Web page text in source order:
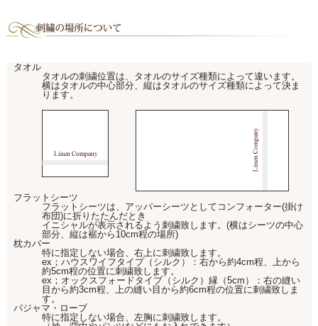
タオル
タオルの刺繍位置は、タオルのサイズ種類によって違います。
横はタオルの中心部分、縦はタオルのサイズ種類によって決ま
ります。
フラットシーツ
フラットシーツは、アッパーシーツとしてコンフォーター(掛け
布団)に折りたたんだとき
イニシャルが表示されるよう刺繍致します。(横はシーツの中心
部分、縦は裾から10cm程の場所)
枕カバー
特に指定しない場合、右上に刺繍致します。
ex；ハウスワイフタイプ（シルク）：右から約4cm程、上から
約5cm程の位置に刺繍致します。
ex；オックスフォードタイプ（シルク）縁（5cm）：右の縫い
目から約3cm程、上の縫い目から約6cm程の位置に刺繍致しま
す。
パジャマ・ローブ
特に指定しない場合、左胸に刺繍致します。